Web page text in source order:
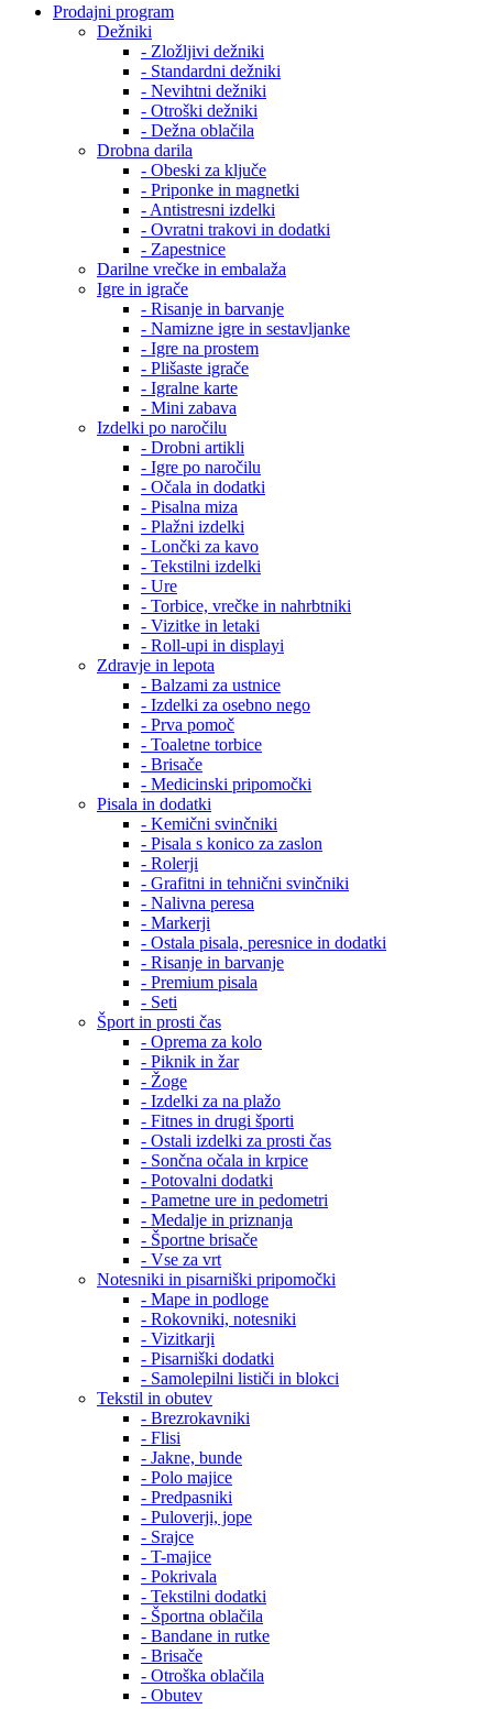
Prodajni program
Dežniki
- Zložljivi dežniki
- Standardni dežniki
- Nevihtni dežniki
- Otroški dežniki
- Dežna oblačila
Drobna darila
- Obeski za ključe
- Priponke in magnetki
- Antistresni izdelki
- Ovratni trakovi in dodatki
- Zapestnice
Darilne vrečke in embalaža
Igre in igrače
- Risanje in barvanje
- Namizne igre in sestavljanke
- Igre na prostem
- Plišaste igrače
- Igralne karte
- Mini zabava
Izdelki po naročilu
- Drobni artikli
- Igre po naročilu
- Očala in dodatki
- Pisalna miza
- Plažni izdelki
- Lončki za kavo
- Tekstilni izdelki
- Ure
- Torbice, vrečke in nahrbtniki
- Vizitke in letaki
- Roll-upi in displayi
Zdravje in lepota
- Balzami za ustnice
- Izdelki za osebno nego
- Prva pomoč
- Toaletne torbice
- Brisače
- Medicinski pripomočki
Pisala in dodatki
- Kemični svinčniki
- Pisala s konico za zaslon
- Rolerji
- Grafitni in tehnični svinčniki
- Nalivna peresa
- Markerji
- Ostala pisala, peresnice in dodatki
- Risanje in barvanje
- Premium pisala
- Seti
Šport in prosti čas
- Oprema za kolo
- Piknik in žar
- Žoge
- Izdelki za na plažo
- Fitnes in drugi športi
- Ostali izdelki za prosti čas
- Sončna očala in krpice
- Potovalni dodatki
- Pametne ure in pedometri
- Medalje in priznanja
- Športne brisače
- Vse za vrt
Notesniki in pisarniški pripomočki
- Mape in podloge
- Rokovniki, notesniki
- Vizitkarji
- Pisarniški dodatki
- Samolepilni lističi in blokci
Tekstil in obutev
- Brezrokavniki
- Flisi
- Jakne, bunde
- Polo majice
- Predpasniki
- Puloverji, jope
- Srajce
- T-majice
- Pokrivala
- Tekstilni dodatki
- Športna oblačila
- Bandane in rutke
- Brisače
- Otroška oblačila
- Obutev